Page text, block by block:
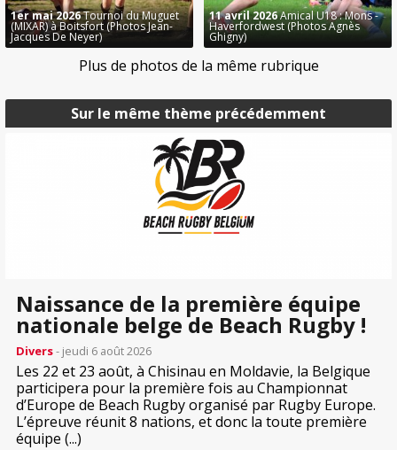
Sur le même thème précédemment
Naissance de la première équipe
nationale belge de Beach Rugby !
Divers- jeudi 6 août 2026
Les 22 et 23 août, à Chisinau en Moldavie, la Belgique
participera pour la première fois au Championnat
d’Europe de Beach Rugby organisé par Rugby Europe.
L’épreuve réunit 8 nations, et donc la toute première
équipe (...)
1er mai 2026Tournoi du Muguet
(MIXAR) à Boitsfort (Photos Jean-
Jacques De Neyer)
11 avril 2026Amical U18 : Mons -
Haverfordwest (Photos Agnès
Ghigny)
Plus de photos de la même rubrique